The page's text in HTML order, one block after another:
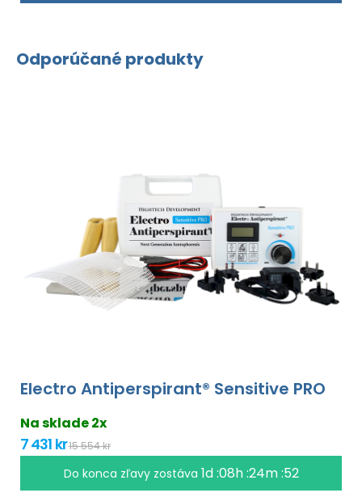
Odporúčané produkty
Electro Antiperspirant® Sensitive PRO
Na sklade 2x
7 431 kr15 554 kr
Do konca zľavy zostáva1d :08h :24m :51